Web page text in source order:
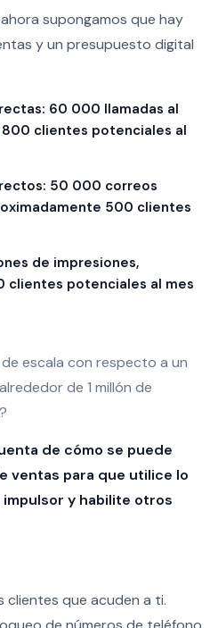
supongamos que hay
y un presupuesto digital
60 000 llamadas al
clientes potenciales al
50 000 correos
500 clientes
de impresiones,
clientes potenciales al mes
escala con respecto a un
de 1 millón de
de cómo se puede
ventas para que utilice lo
y habilite otros
clientes que acuden a ti.